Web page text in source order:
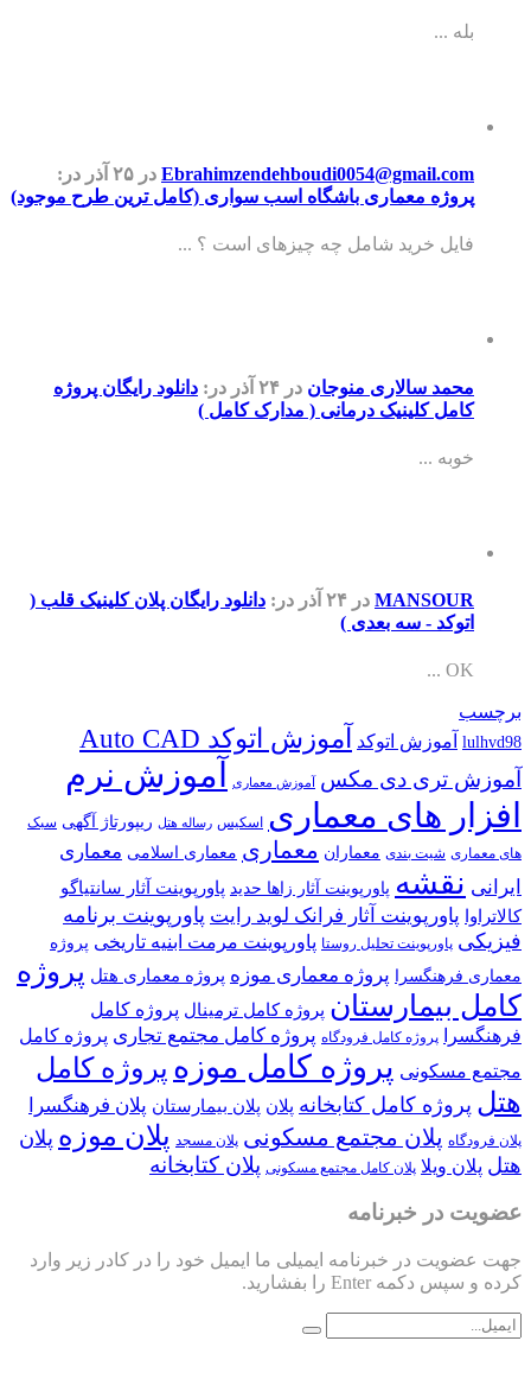
بله ...
Ebrahimzendehboudi0054@gmail.com در ۲۵ آذر
در:
پروژه معماری باشگاه اسب سواری (کامل ترین طرح موجود)
فایل خرید شامل چه چیزهای است ؟ ...
محمد سالاری منوجان در ۲۴ آذر در: دانلود رایگان پروژه
کامل کلینیک درمانی ( مدارک کامل )
خوبه ...
MANSOUR در ۲۴ آذر در: دانلود رایگان پلان کلینیک قلب (
اتوکد - سه بعدی )
OK ...
برچسب
lulhvd98 آموزش اتوکد آموزش اتوکد Auto CAD
آموزش تری دی مکس آموزش معماری
آموزش نرم
افزار های معماری اسکیس رساله هتل ریپورتاژ آگهی سبک
های معماری شیت بندی معماران معماری معماری اسلامی معماری
ایرانی نقشه پاورپوینت آثار زاها حدید پاورپوینت آثار سانتیاگو
کالاتراوا پاورپوینت آثار فرانک لوید رایت پاورپوینت برنامه
فیزیکی پاورپوینت تحلیل روستا پاورپوینت مرمت ابنیه تاریخی پروژه
معماری فرهنگسرا پروژه معماری موزه پروژه معماری هتل پروژه
کامل بیمارستان پروژه کامل ترمینال پروژه کامل
فرهنگسرا
پروژه کامل فرودگاه پروژه کامل مجتمع تجاری پروژه کامل
مجتمع مسکونی پروژه کامل موزه پروژه کامل
هتل پروژه کامل کتابخانه پلان پلان بیمارستان پلان فرهنگسرا
پلان فرودگاه پلان مجتمع مسکونی پلان مسجد پلان موزه پلان
هتل پلان ویلا پلان کامل مجتمع مسکونی پلان کتابخانه
عضویت در خبرنامه
جهت عضویت در خبرنامه ایمیلی ما ایمیل خود را در کادر زیر وارد
کرده و سپس دکمه Enter را بفشارید.